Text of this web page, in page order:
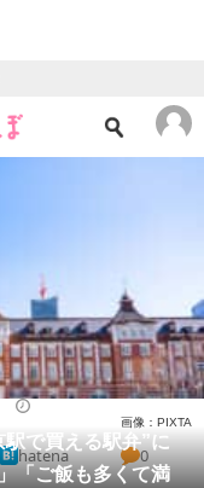
で買える駅弁”に
「ご飯も多くて満
画像：PIXTA
hatena 0